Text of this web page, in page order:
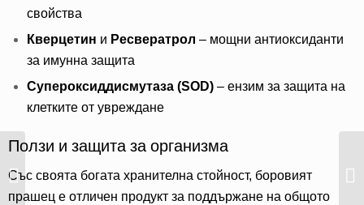
свойства
Кверцетин и Ресвератрол – мощни антиоксиданти
за имунна защита
Супероксиддисмутаза (SOD) – ензим за защита на
клетките от увреждане
Ползи и защита за организма
Със своята богата хранителна стойност, боровият
прашец е отличен продукт за поддържане на общото
боровия прашец